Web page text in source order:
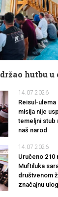
hutbu u
14.07.2026
Reisul-ulema
misija nije
temeljni stub
naš narod
14.07.2026
Uručeno 210
Muftiluka
društvenom
značajnu